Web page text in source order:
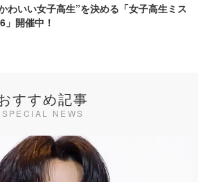
わいい女子高生”を決める「女子高生ミス
」開催中！
すすめ記事
SPECIAL NEWS